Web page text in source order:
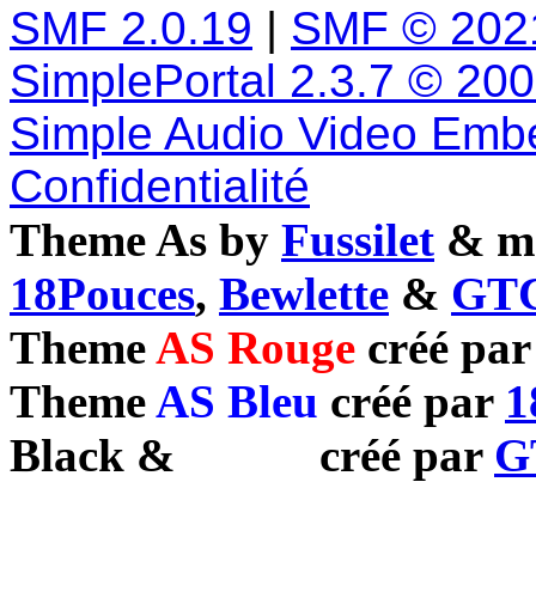
SMF 2.0.19 | SMF ©
SimplePortal 2.3.7 ©
Simple Audio Video
Confidentialité
Theme As by Fussilet &
18Pouces, Bewlette &
ThemeAS Rouge créé
ThemeAS Bleu créé par
Black & créé par